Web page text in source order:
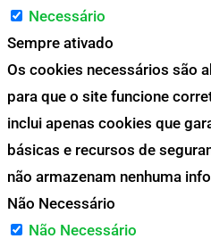
Necessário
Sempre ativado
Os cookies necessários são
para que o site funcione
inclui apenas cookies que
básicas e recursos de
não armazenam nenhuma
Não Necessário
Não Necessário